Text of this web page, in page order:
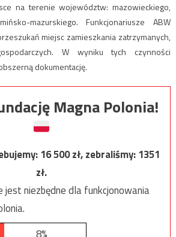
na terenie województw: mazowieckiego,
mazurskiego. Funkcjonariusze ABW
miejsc zamieszkania zatrzymanych,
W wyniku tych czynności
dokumentację.
Magna Polonia!
16 500zł, zebraliśmy:1351
zł.
niezbędne dla funkcjonowania
8%